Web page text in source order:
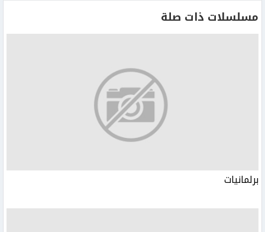
مسلسلات ذات صلة
برلمانيات